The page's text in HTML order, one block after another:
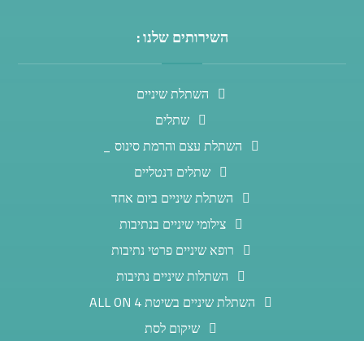
השירותים שלנו :
השתלת שיניים
שתלים
השתלת עצם והרמת סינוס _
שתלים דנטליים
השתלת שיניים ביום אחד
צילומי שיניים בנתיבות
רופא שיניים פרטי נתיבות
השתלות שיניים נתיבות
השתלת שיניים בשיטת ALL ON 4
שיקום לסת